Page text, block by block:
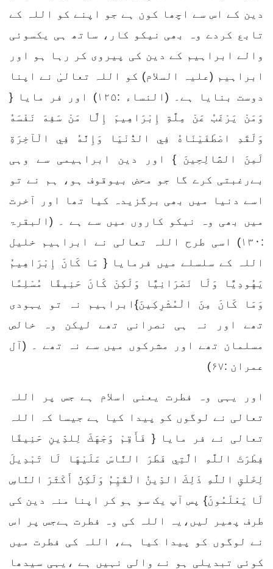
دین کے اس سے اچھا کون ہے جو اپنے کو اللہ کے
تابع کردے وہ بھی نیکو کار، ساتھ ہی یکسوئی
والے ابراہیم کے دین کی پیروی کر رہا ہو اور
ابراہیم (علیہ السلام) کو اللہ تعالیٰ نے اپنا
دوست بنایا ہے۔ (النساء :۱۲۵) اور فر مایا {
وَمَنْ يَرْغَبُ عَنْ مِلَّةِ إِبْرَاهِيمَ إِلَّا مَنْ سَفِهَ نَفْسَهُ
وَلَقَدِ اصْطَفَيْنَاهُ فِي الدُّنْيَا وَإِنَّهُ فِي الْآخِرَةِ
لَمِنَ الصَّالِحِينَ } اور دین ابراہیمی سے وہی
بےرغبتی کرے گا جو محض بیوقوف ہو، ہم نے تو
اسے دنیا میں بھی برگزیدہ کیا تھا اور آخرت
میں بھی وہ نیکو کاروں میں سے ہے ۔ (البقرۃ
:۱۳۰) اسی طرح اللہ تعالی نے ابراہیم خلیل
اللہ کے سلسلے میں فرمایا { مَا كَانَ إِبْرَاهِيمُ
يَهُودِيًّا وَلَا نَصْرَانِيًّا وَلَكِنْ كَانَ حَنِيفًا مُسْلِمًا
وَمَا كَانَ مِنَ الْمُشْرِكِينَ}ابراہیم نہ تو یہودی
تھے اور نہ ہی نصرانی تھے لیکن وہ خالص
مسلمان تھے اور مشرکوں میں سے نہ تھے ۔ (آل
عمران :۶۷)
اور یہی وہ فطرت یعنی اسلام ہے جس پر اللہ
تعالی نے لوگوں کو پیدا کیا ہے جیسا کہ اللہ
تعالی نے فر مایا { فَأَقِمْ وَجْهَكَ لِلدِّينِ حَنِيفًا
فِطْرَتَ اللَّهِ الَّتِي فَطَرَ النَّاسَ عَلَيْهَا لَا تَبْدِيلَ
لِخَلْقِ اللَّهِ ذَلِكَ الدِّينُ الْقَيِّمُ وَلَكِنَّ أَكْثَرَ النَّاسِ
لَا يَعْلَمُونَ} پس آپ یک سو ہو کر اپنا منہ دین کی
طرف پھیر لیں،یہ اللہ کی وہ فطرت ہےجس پر اس
نے لوگوں کو پیدا کیا ہے، اللہ کی فطرت میں
کوئی تبدیلی ہو نے والی نہیں ہے ،یہی سیدھا